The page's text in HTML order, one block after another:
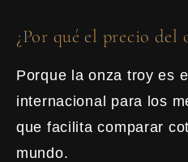
¿Por qué el precio del
Porque la onza troy es
internacional para los
que facilita comparar
mundo.